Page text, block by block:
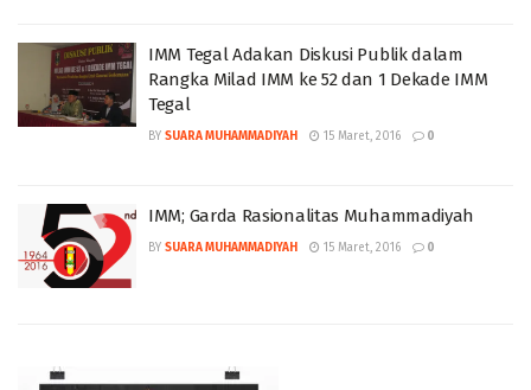
IMM Tegal Adakan Diskusi Publik dalam
Rangka Milad IMM ke 52 dan 1 Dekade IMM
Tegal
BY SUARA MUHAMMADIYAH 15 Maret, 2016 0
IMM; Garda Rasionalitas Muhammadiyah
BY SUARA MUHAMMADIYAH 15 Maret, 2016 0